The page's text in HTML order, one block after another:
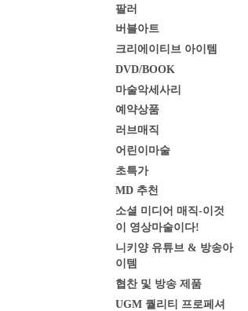
팔러
버블아트
크리에이티브 아이템
DVD/BOOK
마술악세사리
예약상품
러브매직
어린이마술
초특가
MD 추천
소셜 미디어 매직-이것
이 영상마술이다!
니키양 유튜브 & 방송아
이템
협찬 및 방송 제품
UGM 퀄리티 프로페셔